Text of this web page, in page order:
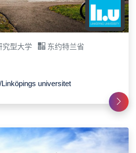
究型大学 东约特兰省
universitet